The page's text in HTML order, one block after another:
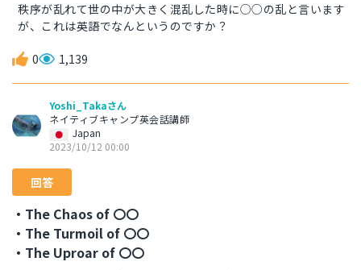
秩序が乱れて世の中が大きく混乱した時に○○の乱と言います
が、これは英語でなんというのですか？
0 1,139
Yoshi_Takaさん
ネイティブキャンプ英会話講師
Japan
2023/10/12 00:00
回答
・The Chaos of 〇〇
・The Turmoil of 〇〇
・The Uproar of 〇〇